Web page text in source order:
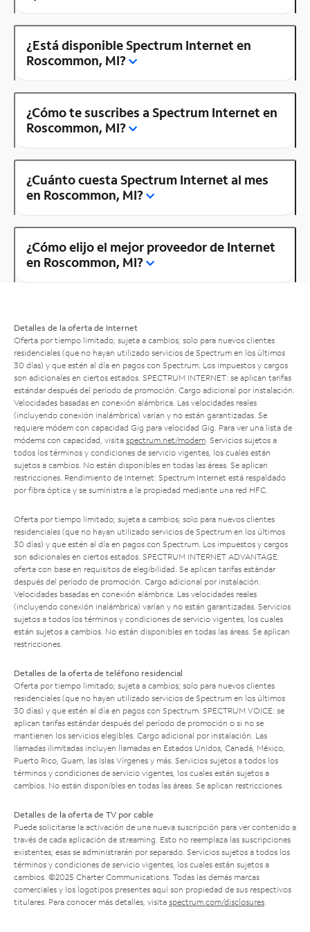
¿Está disponible Spectrum Internet en
Roscommon, MI?
¿Cómo te suscribes a Spectrum Internet en
Roscommon, MI?
¿Cuánto cuesta Spectrum Internet al mes
en Roscommon, MI?
¿Cómo elijo el mejor proveedor de Internet
en Roscommon, MI?
Detalles de la oferta de Internet
Oferta por tiempo limitado; sujeta a cambios; solo para nuevos clientes
residenciales (que no hayan utilizado servicios de Spectrum en los últimos
30 días) y que estén al día en pagos con Spectrum. Los impuestos y cargos
son adicionales en ciertos estados. SPECTRUM INTERNET: se aplican tarifas
estándar después del período de promoción. Cargo adicional por instalación.
Velocidades basadas en conexión alámbrica. Las velocidades reales
(incluyendo conexión inalámbrica) varían y no están garantizadas. Se
requiere módem con capacidad Gig para velocidad Gig. Para ver una lista de
módems con capacidad, visita spectrum.net/modem . Servicios sujetos a
todos los términos y condiciones de servicio vigentes, los cuales están
sujetos a cambios. No están disponibles en todas las áreas. Se aplican
restricciones. Rendimiento de Internet: Spectrum Internet está respaldado
por fibra óptica y se suministra a la propiedad mediante una red HFC.
Oferta por tiempo limitado; sujeta a cambios; solo para nuevos clientes
residenciales (que no hayan utilizado servicios de Spectrum en los últimos
30 días) y que estén al día en pagos con Spectrum. Los impuestos y cargos
son adicionales en ciertos estados. SPECTRUM INTERNET ADVANTAGE:
oferta con base en requisitos de elegibilidad. Se aplican tarifas estándar
después del período de promoción. Cargo adicional por instalación.
Velocidades basadas en conexión alámbrica. Las velocidades reales
(incluyendo conexión inalámbrica) varían y no están garantizadas. Servicios
sujetos a todos los términos y condiciones de servicio vigentes, los cuales
están sujetos a cambios. No están disponibles en todas las áreas. Se aplican
restricciones.
Detalles de la oferta de teléfono residencial
Oferta por tiempo limitado; sujeta a cambios; solo para nuevos clientes
residenciales (que no hayan utilizado servicios de Spectrum en los últimos
30 días) y que estén al día en pagos con Spectrum. SPECTRUM VOICE: se
aplican tarifas estándar después del período de promoción o si no se
mantienen los servicios elegibles. Cargo adicional por instalación. Las
llamadas ilimitadas incluyen llamadas en Estados Unidos, Canadá, México,
Puerto Rico, Guam, las Islas Vírgenes y más. Servicios sujetos a todos los
términos y condiciones de servicio vigentes, los cuales están sujetos a
cambios. No están disponibles en todas las áreas. Se aplican restricciones.
Detalles de la oferta de TV por cable
Puede solicitarse la activación de una nueva suscripción para ver contenido a
través de cada aplicación de streaming. Esto no reemplaza las suscripciones
existentes; esas se administrarán por separado. Servicios sujetos a todos los
términos y condiciones de servicio vigentes, los cuales están sujetos a
cambios. ©2025 Charter Communications. Todas las demás marcas
comerciales y los logotipos presentes aquí son propiedad de sus respectivos
titulares. Para conocer más detalles, visita spectrum.com/disclosures